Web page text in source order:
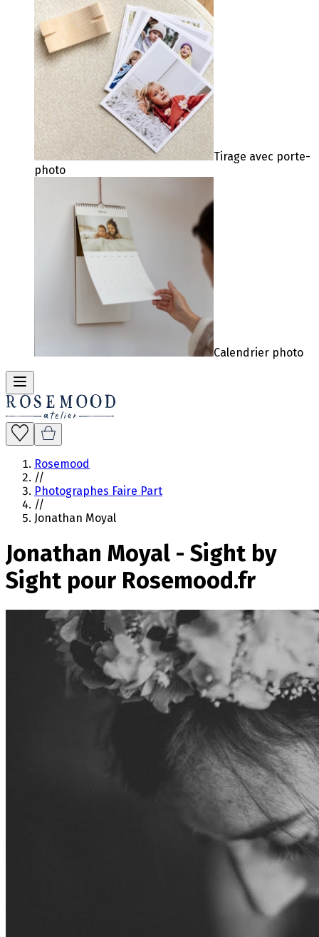
Tirage avec porte-
photo
Calendrier photo
Rosemood
//
Photographes Faire Part
//
Jonathan Moyal
Jonathan Moyal - Sight by
Sight pour Rosemood.fr